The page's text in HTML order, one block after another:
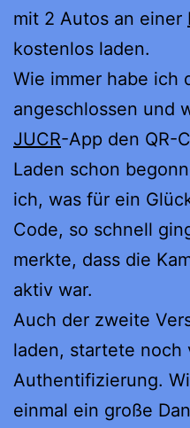
mit 2 Autos an einer
kostenlos laden.
Wie immer habe ich
angeschlossen und
JUCR-App den QR-
Laden schon
ich, was für ein
Code, so schnell
merkte, dass die
aktiv war.
Auch der zweite
laden, startete noch
Authentifizierung.
einmal ein große